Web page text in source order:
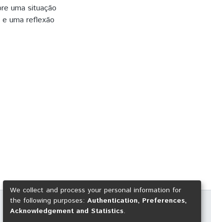
uma situação
uma reflexão
We collect and process your personal information for
the following purposes: Authentication, Preferences,
Acknowledgement and Statistics.